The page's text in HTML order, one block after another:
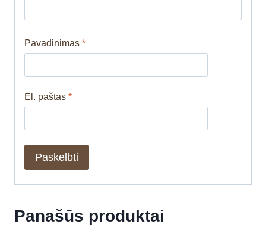
Pavadinimas *
El. paštas *
Panašūs produktai